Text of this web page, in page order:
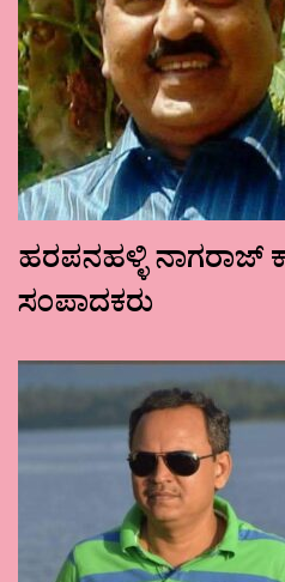
ಹರಪನಹಳ್ಳಿ ನಾಗರಾಜ್
ಸಂಪಾದಕರು